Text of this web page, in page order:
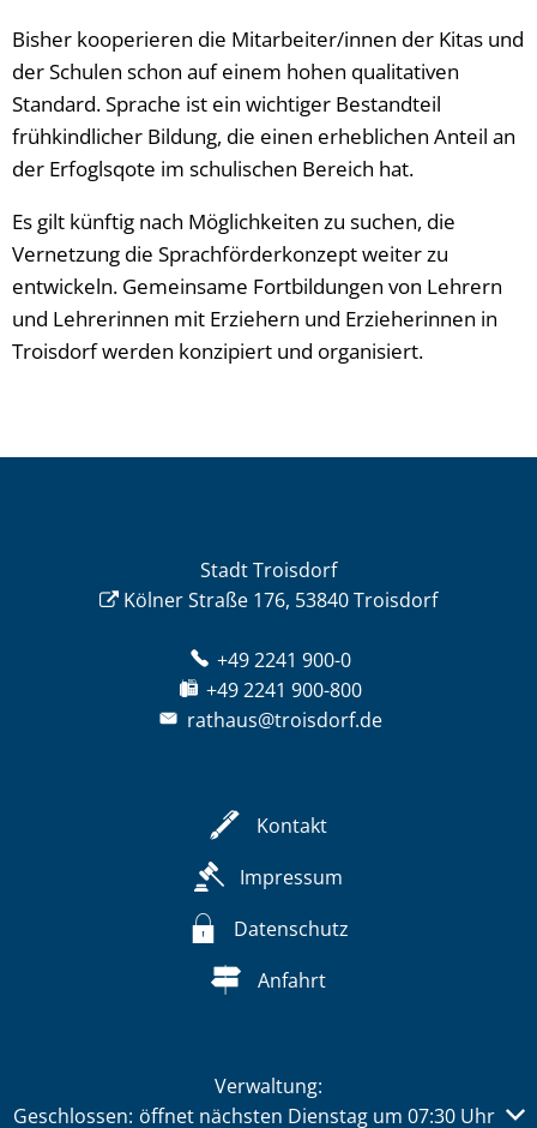
Bisher kooperieren die Mitarbeiter/innen der Kitas und
der Schulen schon auf einem hohen qualitativen
Standard. Sprache ist ein wichtiger Bestandteil
frühkindlicher Bildung, die einen erheblichen Anteil an
der Erfoglsqote im schulischen Bereich hat.
Es gilt künftig nach Möglichkeiten zu suchen, die
Vernetzung die Sprachförderkonzept weiter zu
entwickeln. Gemeinsame Fortbildungen von Lehrern
und Lehrerinnen mit Erziehern und Erzieherinnen in
Troisdorf werden konzipiert und organisiert.
Stadt Troisdorf
Kölner Straße 176, 53840 Troisdorf
+49 2241 900-0
+49 2241 900-800
rathaus@troisdorf.de
Kontakt
Impressum
Datenschutz
Anfahrt
Verwaltung:
Klicken, um weitere Öffnungs- oder Schließzeiten
Geschlossen: öffnet nächsten Dienstag um 07:30 Uhr